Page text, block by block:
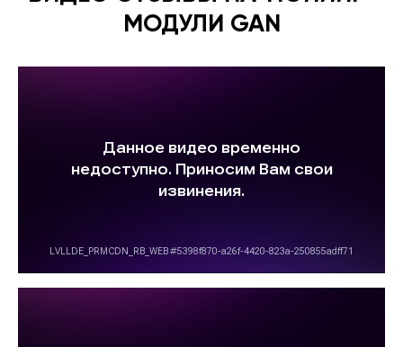
МОДУЛИ GAN